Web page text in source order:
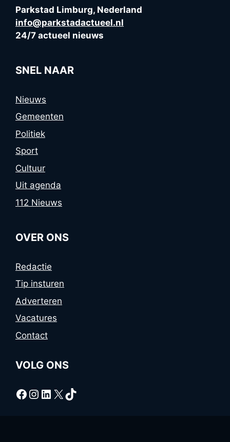
Parkstad Limburg, Nederland
info@parkstadactueel.nl
24/7 actueel nieuws
SNEL NAAR
Nieuws
Gemeenten
Politiek
Sport
Cultuur
Uit agenda
112 Nieuws
OVER ONS
Redactie
Tip insturen
Adverteren
Vacatures
Contact
VOLG ONS
Facebook
Instagram
LinkedIn
X TikTok